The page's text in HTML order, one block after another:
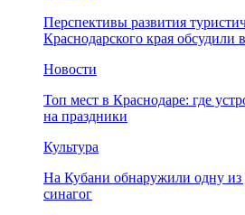
Перспективы развития
Краснодарского края обсудили
Новости
Топ мест в Краснодаре: где
на праздники
Культура
На Кубани обнаружили одну
синагог